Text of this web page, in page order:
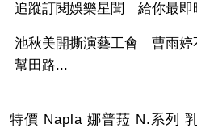
追蹤訂閱娛樂星聞 給你最即
池秋美開撕演藝工會 曹雨婷
幫田路...
特價 Napla 娜普菈 N.系列